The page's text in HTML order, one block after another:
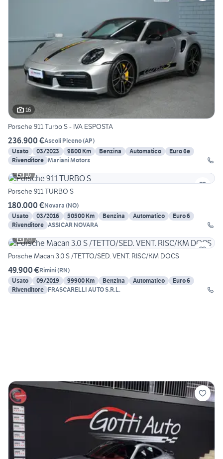
16
Porsche 911 Turbo S - IVA ESPOSTA
236.900 €Ascoli Piceno(AP)
Usato
03/2023 9800 Km Benzina Automatico
Euro 6e
Rivenditore Mariani Motors
16
Porsche 911 TURBO S
180.000 €Novara (NO)
Usato
03/2016 50500 Km Benzina Automatico
Euro 6
Rivenditore ASSICAR NOVARA
20
Porsche Macan 3.0 S /TETTO/SED. VENT. RISC/KM DOCS
49.900 €Rimini(RN)
Usato
09/2019 99900 Km Benzina Automatico
Euro 6
Rivenditore FRASCARELLI AUTO S.R.L.